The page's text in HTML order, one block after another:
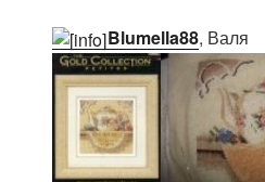
Blumella88, Валя